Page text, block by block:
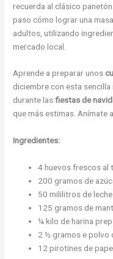
recuerda al clásico
paso cómo lograr una
adultos, utilizando
mercado local.
Aprende a preparar unos
diciembre con esta
durante lasfiestas de
que más estimas. Anímate
Ingredientes:
4 huevos frescos al
200 gramos de
50 mililitros de
125 gramos de
¼ kilo de harina
2 ½ gramos e polvo
12 pirotines de